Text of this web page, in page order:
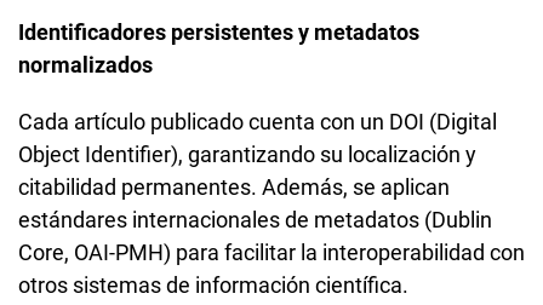
Identificadores persistentes y metadatos
normalizados
Cada artículo publicado cuenta con un DOI (Digital
Object Identifier), garantizando su localización y
citabilidad permanentes. Además, se aplican
estándares internacionales de metadatos (Dublin
Core, OAI-PMH) para facilitar la interoperabilidad con
otros sistemas de información científica.